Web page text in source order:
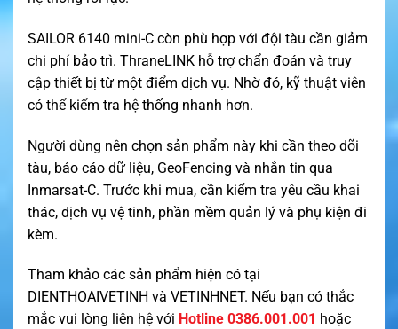
SAILOR 6140 mini-C còn phù hợp với đội tàu cần giảm
chi phí bảo trì. ThraneLINK hỗ trợ chẩn đoán và truy
cập thiết bị từ một điểm dịch vụ. Nhờ đó, kỹ thuật viên
có thể kiểm tra hệ thống nhanh hơn.
Người dùng nên chọn sản phẩm này khi cần theo dõi
tàu, báo cáo dữ liệu, GeoFencing và nhắn tin qua
Inmarsat-C. Trước khi mua, cần kiểm tra yêu cầu khai
thác, dịch vụ vệ tinh, phần mềm quản lý và phụ kiện đi
kèm.
Tham khảo các sản phẩm hiện có tại
DIENTHOAIVETINH và VETINHNET. Nếu bạn có thắc
mắc vui lòng liên hệ với Hotline 0386.001.001 hoặc